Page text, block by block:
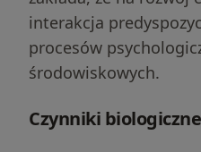
interakcja
procesów
środowiskowych.
Czynniki